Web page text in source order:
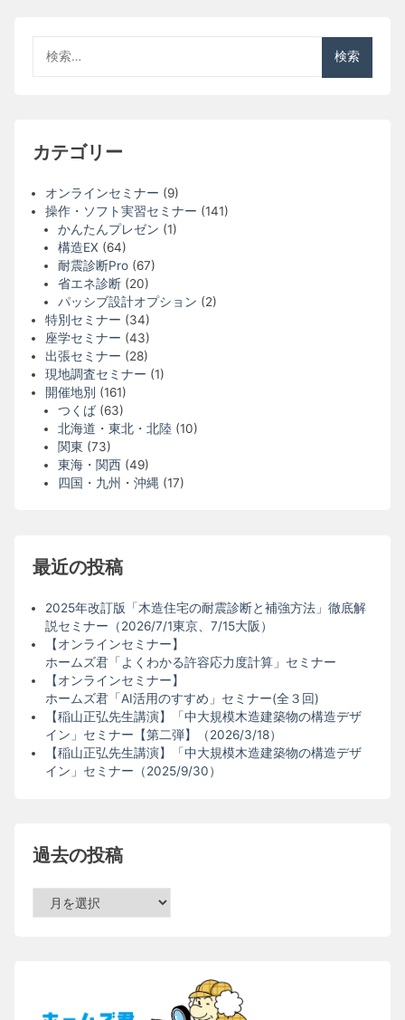
索:
カテゴリー
オンラインセミナー (9)
操作・ソフト実習セミナー (141)
かんたんプレゼン (1)
構造EX (64)
耐震診断Pro(67)
省エネ診断(20)
パッシブ設計オプション (2)
特別セミナー (34)
座学セミナー (43)
出張セミナー (28)
現地調査セミナー (1)
開催地別 (161)
つくば(63)
北海道・東北・北陸(10)
関東 (73)
東海・関西(49)
四国・九州・沖縄 (17)
最近の投稿
2025年改訂版「木造住宅の耐震診断と補強方法」徹底解
説セミナー（2026/7/1東京、7/15大阪）
【オンラインセミナー】
ホームズ君「よくわかる許容応力度計算」セミナー
【オンラインセミナー】
ホームズ君「AI活用のすすめ」セミナー(全３回)
【稲山正弘先生講演】「中大規模木造建築物の構造デザ
イン」セミナー【第二弾】（2026/3/18）
【稲山正弘先生講演】「中大規模木造建築物の構造デザ
イン」セミナー（2025/9/30）
過去の投稿